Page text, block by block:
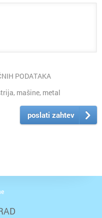
PODATAKA
mašine, metal
poslati zahtev